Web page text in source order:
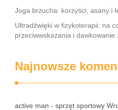
Joga brzucha: korzyści, asany i
Ultradźwięki w fizykoterapii: na
przeciwwskazania i dawkowanie
Najnowsze
active man - sprzęt sportowy